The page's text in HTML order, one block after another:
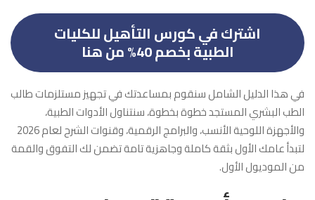
اشترك في كورس التأهيل للكليات
الطبية بخصم 40% من هنا
في هذا الدليل الشامل سنقوم بمساعدتك في تجهيز مستلزمات طالب
الطب البشري المستجد خطوة بخطوة، سنتناول الأدوات الطبية،
والأجهزة اللوحية الأنسب، والبرامج الرقمية، وقنوات الشرح لعام 2026
لتبدأ عامك الأول بثقة كاملة وجاهزية تامة تضمن لك التفوق والقمة
من الموديول الأول.